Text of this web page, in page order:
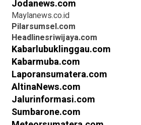
Jodanews.com
Maylanews.co.id
Pilarsumsel.com
Headlinesriwijaya.com
Kabarlubuklinggau.com
Kabarmuba.com
Laporansumatera.com
AltinaNews.com
Jalurinformasi.com
Sumbarone.com